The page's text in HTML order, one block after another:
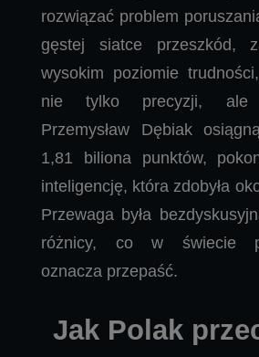
rozwiązać problem
gęstej siatce przeszkód,
wysokim poziomie
nie tylko precyzji, ale
Przemysław Dębiak
1,81 biliona punktów,
inteligencję, która zdobyła
Przewaga była
różnicy, co w świecie
oznacza przepaść.
Jak Polak